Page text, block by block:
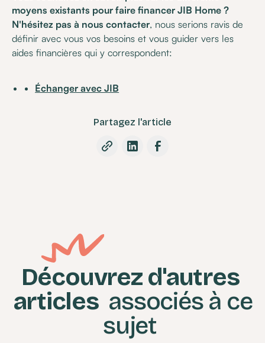
moyens existants pour faire financer JIB Home ?
N'hésitez pas à nous contacter, nous serions ravis de
définir avec vous vos besoins et vous guider vers les
aides financières qui y correspondent:
Échanger avec JIB
Partagez l'article
Découvrez d'autres
articles associés à ce
sujet